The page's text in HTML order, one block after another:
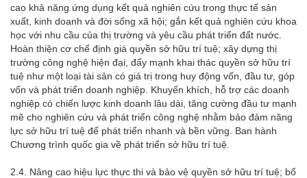
cao khả năng ứng dụng kết quả nghiên cứu trong thực tế sản
xuất, kinh doanh và đời sống xã hội; gắn kết quả nghiên cứu khoa
học với nhu cầu của thị trường và yêu cầu phát triển đất nước.
Hoàn thiện cơ chế định giá quyền sở hữu trí tuệ; xây dựng thị
trường công nghệ hiện đại, đẩy mạnh khai thác quyền sở hữu trí
tuệ như một loại tài sản có giá trị trong huy động vốn, đầu tư, góp
vốn và phát triển doanh nghiệp. Khuyến khích, hỗ trợ các doanh
nghiệp có chiến lược kinh doanh lâu dài, tăng cường đầu tư mạnh
mẽ cho nghiên cứu và phát triển công nghệ nhằm bảo đảm năng
lực sở hữu trí tuệ để phát triển nhanh và bền vững. Ban hành
Chương trình quốc gia về phát triển sở hữu trí tuệ.
2.4. Nâng cao hiệu lực thực thi và bảo vệ quyền sở hữu trí tuệ; bố